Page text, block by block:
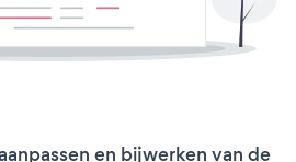
en bijwerken van de